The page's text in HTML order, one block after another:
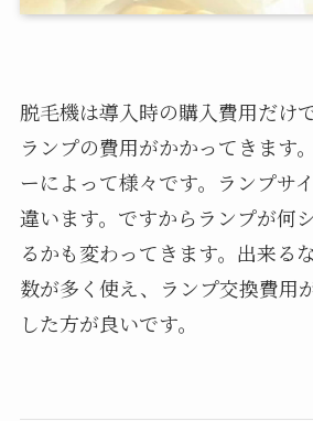
脱毛機は導入時の購入費用だけ
ランプの費用がかかってきます
ーによって様々です。ランプサ
違います。ですからランプが何
るかも変わってきます。出来る
数が多く使え、ランプ交換費用
した方が良いです。